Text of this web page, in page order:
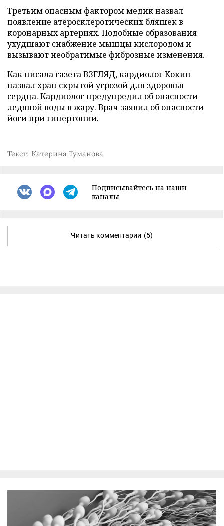
Третьим опасным фактором медик назвал
появление атеросклеротических бляшек в
коронарных артериях. Подобные образования
ухудшают снабжение мышцы кислородом и
вызывают необратимые фиброзные изменения.
Как писала газета ВЗГЛЯД, кардиолог Кокин
назвал храп скрытой угрозой для здоровья
сердца. Кардиолог предупредил об опасности
ледяной воды в жару. Врач заявил об опасности
йоги при гипертонии.
Текст: Катерина Туманова
Подписывайтесь на наши
каналы
Читать комментарии (5)